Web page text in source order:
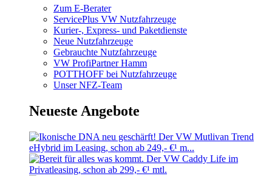
Zum E-Berater
ServicePlus VW Nutzfahrzeuge
Kurier-, Express- und Paketdienste
Neue Nutzfahrzeuge
Gebrauchte Nutzfahrzeuge
VW ProfiPartner Hamm
POTTHOFF bei Nutzfahrzeuge
Unser NFZ-Team
Neueste Angebote